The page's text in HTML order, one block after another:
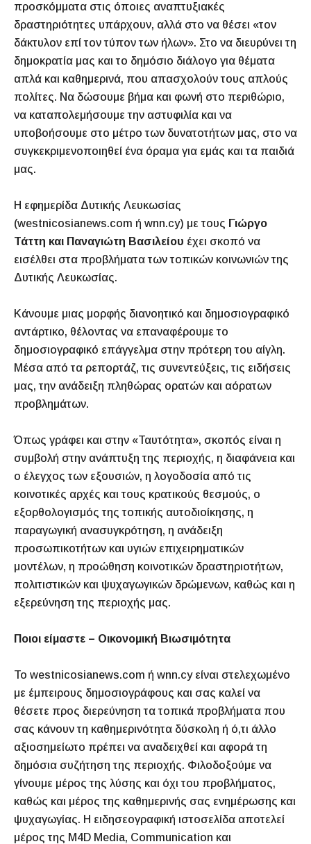
προσκόμματα στις όποιες αναπτυξιακές
δραστηριότητες υπάρχουν, αλλά στο να θέσει «τον
δάκτυλον επί τον τύπον των ήλων». Στο να διευρύνει τη
δημοκρατία μας και το δημόσιο διάλογο για θέματα
απλά και καθημερινά, που απασχολούν τους απλούς
πολίτες. Να δώσουμε βήμα και φωνή στο περιθώριο,
να καταπολεμήσουμε την αστυφιλία και να
υποβοήσουμε στο μέτρο των δυνατοτήτων μας, στο να
συγκεκριμενοποιηθεί ένα όραμα για εμάς και τα παιδιά
μας.
Η εφημερίδα Δυτικής Λευκωσίας
(westnicosianews.com ή wnn.cy) με τους Γιώργο
Τάττη και Παναγιώτη Βασιλείου έχει σκοπό να
εισέλθει στα προβλήματα των τοπικών κοινωνιών της
Δυτικής Λευκωσίας.
Κάνουμε μιας μορφής διανοητικό και δημοσιογραφικό
αντάρτικο, θέλοντας να επαναφέρουμε το
δημοσιογραφικό επάγγελμα στην πρότερη του αίγλη.
Μέσα από τα ρεπορτάζ, τις συνεντεύξεις, τις ειδήσεις
μας, την ανάδειξη πληθώρας ορατών και αόρατων
προβλημάτων.
Όπως γράφει και στην «Ταυτότητα», σκοπός είναι η
συμβολή στην ανάπτυξη της περιοχής, η διαφάνεια και
ο έλεγχος των εξουσιών, η λογοδοσία από τις
κοινοτικές αρχές και τους κρατικούς θεσμούς, ο
εξορθολογισμός της τοπικής αυτοδιοίκησης, η
παραγωγική ανασυγκρότηση, η ανάδειξη
προσωπικοτήτων και υγιών επιχειρηματικών
μοντέλων, η προώθηση κοινοτικών δραστηριοτήτων,
πολιτιστικών και ψυχαγωγικών δρώμενων, καθώς και η
εξερεύνηση της περιοχής μας.
Ποιοι είμαστε – Οικονομική Βιωσιμότητα
Το westnicosianews.com ή wnn.cy είναι στελεχωμένο
με έμπειρους δημοσιογράφους και σας καλεί να
θέσετε προς διερεύνηση τα τοπικά προβλήματα που
σας κάνουν τη καθημερινότητα δύσκολη ή ό,τι άλλο
αξιοσημείωτο πρέπει να αναδειχθεί και αφορά τη
δημόσια συζήτηση της περιοχής. Φιλοδοξούμε να
γίνουμε μέρος της λύσης και όχι του προβλήματος,
καθώς και μέρος της καθημερινής σας ενημέρωσης και
ψυχαγωγίας. Η ειδησεογραφική ιστοσελίδα αποτελεί
μέρος της M4D Media, Communication και